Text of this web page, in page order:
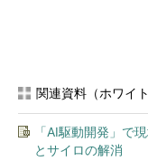
関連資料（ホワイ
「AI駆動開発」で
とサイロの解消